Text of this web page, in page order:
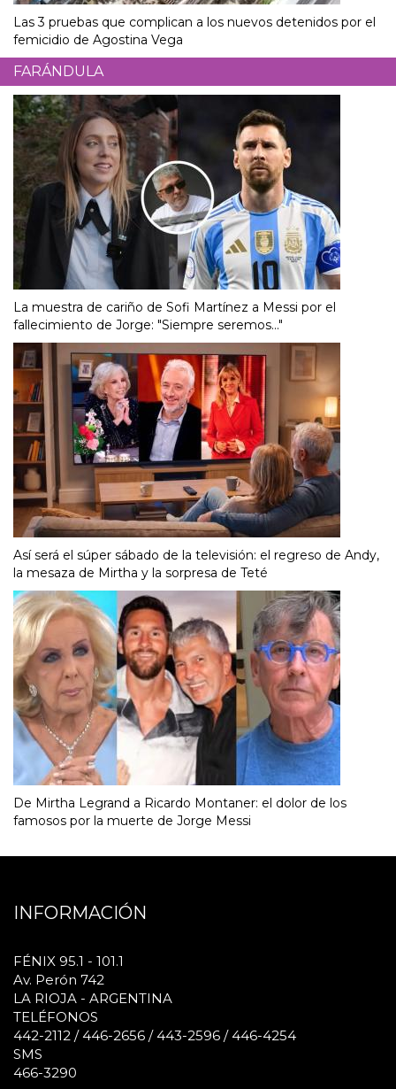
Las 3 pruebas que complican a los nuevos detenidos por el
femicidio de Agostina Vega
FARÁNDULA
La muestra de cariño de Sofi Martínez a Messi por el
fallecimiento de Jorge: "Siempre seremos..."
Así será el súper sábado de la televisión: el regreso de Andy,
la mesaza de Mirtha y la sorpresa de Teté
De Mirtha Legrand a Ricardo Montaner: el dolor de los
famosos por la muerte de Jorge Messi
INFORMACIÓN
FÉNIX 95.1 - 101.1
Av. Perón 742
LA RIOJA - ARGENTINA
TELÉFONOS
442-2112 / 446-2656 / 443-2596 / 446-4254
SMS
466-3290